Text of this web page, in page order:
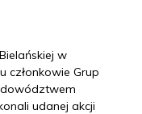
w
członkowie Grup
udanej akcji